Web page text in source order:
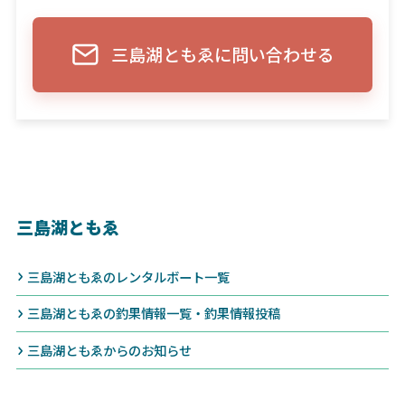
三島湖ともゑに問い合わせる
三島湖ともゑ
三島湖ともゑのレンタルボート一覧
三島湖ともゑの釣果情報一覧・釣果情報投稿
三島湖ともゑからのお知らせ